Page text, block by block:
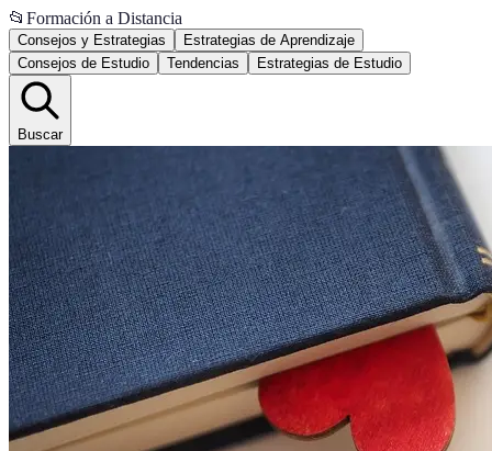
📂 Formación a Distancia
Consejos y Estrategias
Estrategias de Aprendizaje
Consejos de Estudio
Tendencias Estrategias de Estudio
Buscar